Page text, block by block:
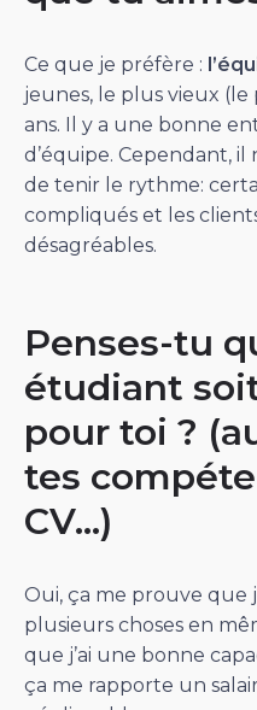
Ce que je préfère :
jeunes, le plus vieux
ans. Il y a une bonne
d’équipe. Cependant, il
de tenir le rythme:
compliqués et les
désagréables.
Penses-tu
étudiant
pour toi ?
tes
CV…)
Oui, ça me prouve que
plusieurs choses en
que j’ai une bonne
ça me rapporte un